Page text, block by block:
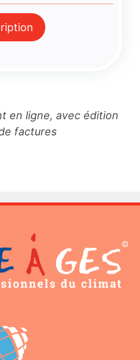
en ligne, avec édition
factures